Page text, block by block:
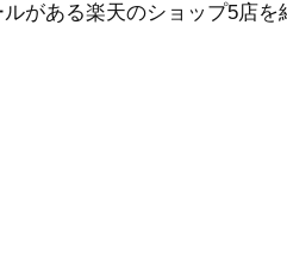
がある楽天のショップ5店を